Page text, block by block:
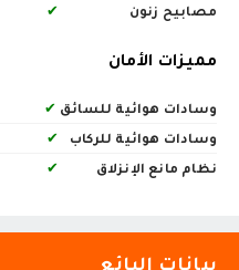
مصابيح زنون
✔
مميزات الأمان
وسادات هوائية للسائق ✔
وسادات هوائية للركاب
✔
نظام مانع الإنزلاق
✔
بيانات البائع